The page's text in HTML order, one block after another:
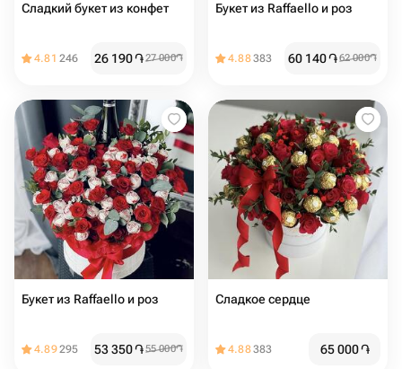
Сладкий букет из конфет
4.81 246 26 190֏27 000֏
Букет из Raffaello и роз
4.88383 60 140֏62 000֏
Букет из Raffaello и роз
4.89295 53 350֏55 000֏
Сладкое сердце
4.88383 65 000֏